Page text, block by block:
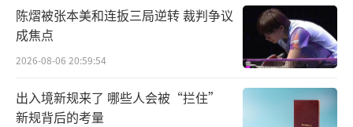
陈熠被张本美和连扳三局逆转 裁判争议
成焦点
2026-08-06 20:59:54
出入境新规来了 哪些人会被“拦住”
新规背后的考量